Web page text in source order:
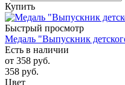
Купить
Быстрый просмотр
Медаль "Выпускник
Есть в наличии
от 358 руб.
358 руб.
Цвет